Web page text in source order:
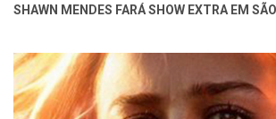
SHAWN MENDES FARÁ SHOW EXTRA EM